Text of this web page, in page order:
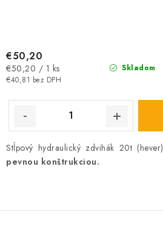
Skladom
€40,81 bez DPH
€50,20
Jednotková
cena:
€50,20 / 1 ks
Stĺpový hydraulický zdvihák 20t (hever)
pevnou konštrukciou.